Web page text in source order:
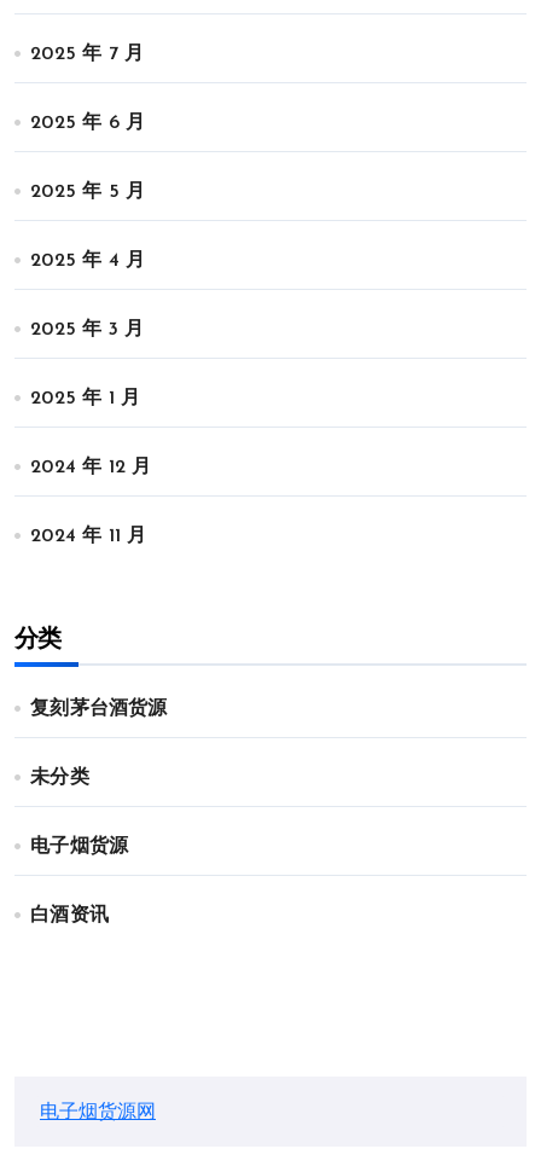
2025 年 7 月
2025 年 6 月
2025 年 5 月
2025 年 4 月
2025 年 3 月
2025 年 1 月
2024 年 12 月
2024 年 11 月
分类
复刻茅台酒货源
未分类
电子烟货源
白酒资讯
电子烟货源网